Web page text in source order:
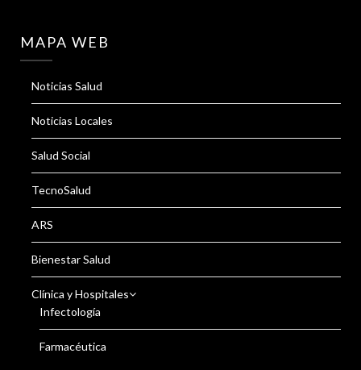
MAPA WEB
Noticias Salud
Noticias Locales
Salud Social
TecnoSalud
ARS
Bienestar Salud
Clínica y Hospitales
Infectología
Farmacéutica